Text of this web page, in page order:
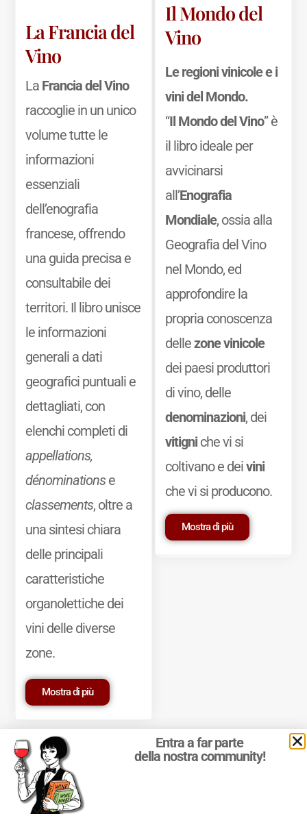
La Francia del
Vino
La Francia del Vino
raccoglie in un unico
volume tutte le
informazioni
essenziali
dell’enografia
francese, offrendo
una guida precisa e
consultabile dei
territori. Il libro unisce
le informazioni
generali a dati
geografici puntuali e
dettagliati, con
elenchi completi di
appellations,
dénominationse
classements, oltre a
una sintesi chiara
delle principali
caratteristiche
organolettiche dei
vini delle diverse
zone.
Mostra di più
Il Mondo del
Vino
Le regioni vinicole e i
vini del Mondo.
“Il Mondo del Vino” è
il libro ideale per
avvicinarsi
all’Enografia
Mondiale, ossia alla
Geografia del Vino
nel Mondo, ed
approfondire la
propria conoscenza
dellezone vinicole
dei paesi produttori
di vino, delle
denominazioni, dei
vitigniche vi si
coltivano e deivini
che vi si producono.
Mostra di più
Entra a far parte
della nostra community!